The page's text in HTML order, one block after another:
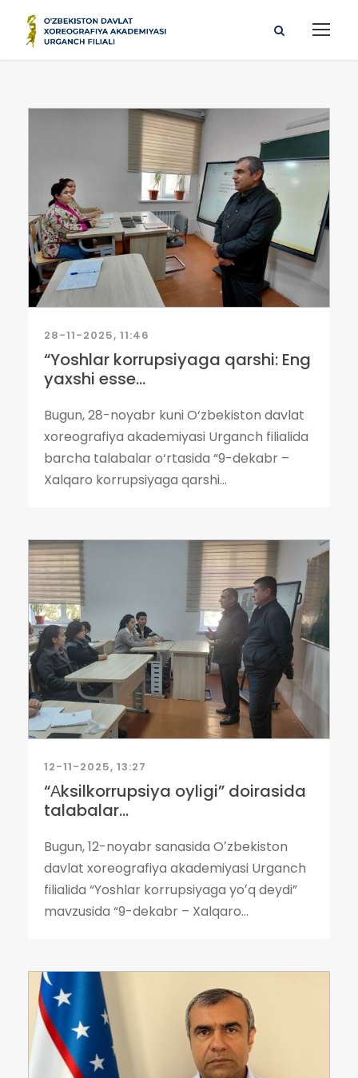
28-11-2025, 11:46
“Yoshlar korrupsiyaga qarshi: Eng
yaxshi esse...
Bugun, 28-noyabr kuni O‘zbekiston davlat
xoreografiya akademiyasi Urganch filialida
barcha talabalar o‘rtasida “9-dekabr –
Xalqaro korrupsiyaga qarshi...
12-11-2025, 13:27
“Аksilkorrupsiya oyligi” doirasida
talabalar...
Bugun, 12-noyabr sanasida Oʼzbekiston
davlat xoreografiya akademiyasi Urganch
filialida “Yoshlar korrupsiyaga yoʼq deydi”
mavzusida “9-dekabr – Xalqaro...